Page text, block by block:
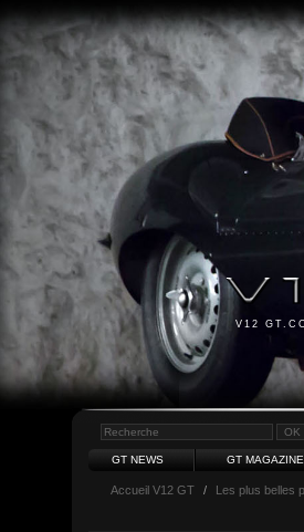
V12
GT NEWS GT MAGAZINE
Accueil V12 GT / Les plus belles